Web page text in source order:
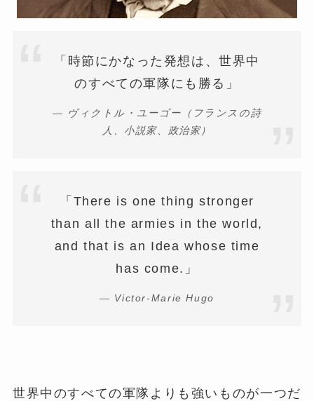
「時節にかなった発想は、世界中
のすべての軍隊にも勝る」
— ヴィクトル・ユーゴー（フランスの詩
人、小説家、政治家）
「There is one thing stronger
than all the armies in the world,
and that is an Idea whose time
has come.」
— Victor-Marie Hugo
世界中のすべての軍隊よりも強いものが一つだ